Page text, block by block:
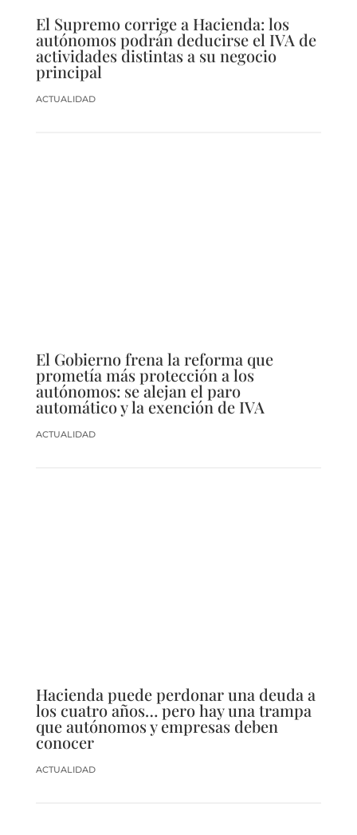
El Supremo corrige a Hacienda: los
autónomos podrán deducirse el IVA de
actividades distintas a su negocio
principal
ACTUALIDAD
El Gobierno frena la reforma que
prometía más protección a los
autónomos: se alejan el paro
automático y la exención de IVA
ACTUALIDAD
Hacienda puede perdonar una deuda a
los cuatro años… pero hay una trampa
que autónomos y empresas deben
conocer
ACTUALIDAD